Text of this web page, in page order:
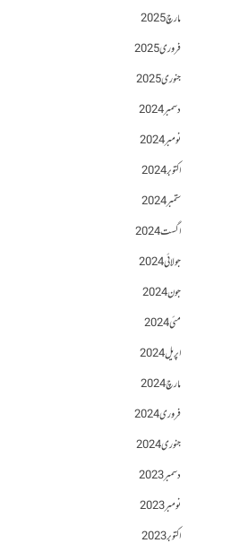
مارچ 2025
فروری 2025
جنوری 2025
دسمبر 2024
نومبر 2024
اکتوبر 2024
ستمبر 2024
اگست 2024
جولائی 2024
جون 2024
مئی 2024
اپریل 2024
مارچ 2024
فروری 2024
جنوری 2024
دسمبر 2023
نومبر 2023
اکتوبر 2023